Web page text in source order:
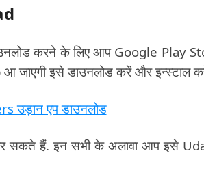
करने के लिए आप Google Play
इसे डाउनलोड करें और इन्स्टाल
उड़ान एप डाउनलोड
हैं. इन सभी के अलावा आप इसे